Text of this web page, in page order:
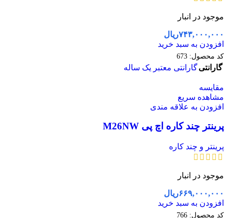
موجود در انبار
۷۴۳,۰۰۰,۰۰۰ریال
افزودن به سبد خرید
کد محصول: 673
گارانتیگارانتی معتبر یک ساله
مقایسه
مشاهده سریع
افزودن به علاقه مندی
پرینتر چند کاره اچ پی M26NW
پرینتر و چند کاره
موجود در انبار
۶۶۹,۰۰۰,۰۰۰ریال
افزودن به سبد خرید
کد محصول: 766